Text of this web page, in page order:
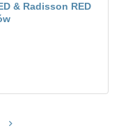
& Radisson RED